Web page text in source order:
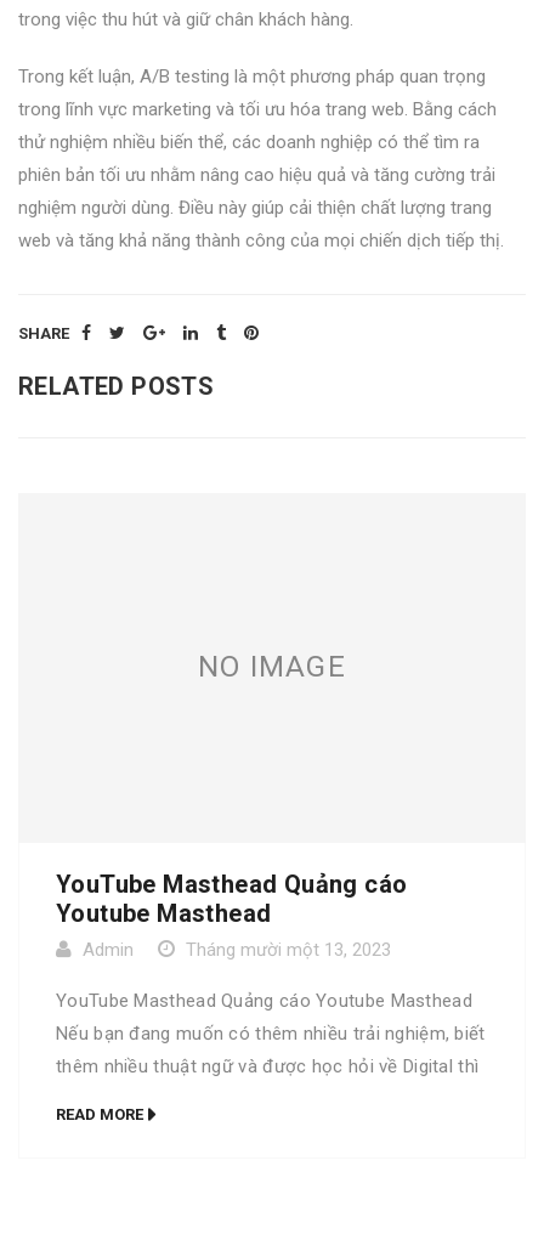
trong việc thu hút và giữ chân khách hàng.
Trong kết luận, A/B testing là một phương pháp quan trọng
trong lĩnh vực marketing và tối ưu hóa trang web. Bằng cách
thử nghiệm nhiều biến thể, các doanh nghiệp có thể tìm ra
phiên bản tối ưu nhằm nâng cao hiệu quả và tăng cường trải
nghiệm người dùng. Điều này giúp cải thiện chất lượng trang
web và tăng khả năng thành công của mọi chiến dịch tiếp thị.
SHARE
RELATED POSTS
NO IMAGE
YouTube Masthead Quảng cáo
Youtube Masthead
Admin Tháng mười một 13, 2023
YouTube Masthead Quảng cáo Youtube Masthead
Nếu bạn đang muốn có thêm nhiều trải nghiệm, biết
thêm nhiều thuật ngữ và được học hỏi về Digital thì
READ MORE